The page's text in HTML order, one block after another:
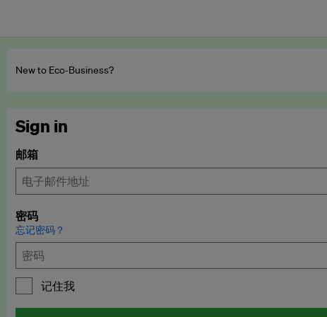
New to Eco‑Business?
Sign in
邮箱
密码
忘记密码？
记住我